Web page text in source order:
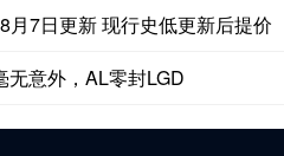
月7日更新 现行史低更新后提价
意外，AL零封LGD